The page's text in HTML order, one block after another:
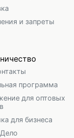
и запреты
программа
для оптовых
для бизнеса